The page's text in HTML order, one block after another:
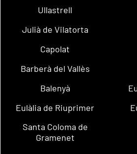
Ullastrell
Julià de Vilatorta
Capolat
Barberà del Vallès
Balenyà
Eulàlia de Riuprimer
Santa Coloma de
Gramenet